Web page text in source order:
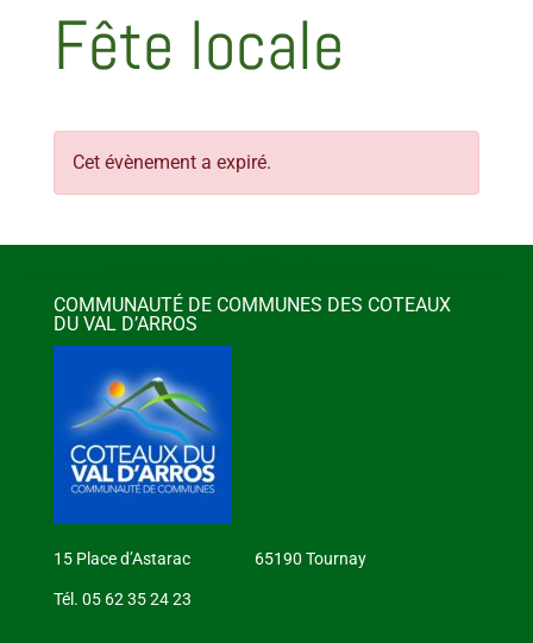
Fête locale
Cet évènement a expiré.
COMMUNAUTÉ DE COMMUNES DES COTEAUX
DU VAL D’ARROS
15 Place d’Astarac 65190 Tournay
Tél. 05 62 35 24 23